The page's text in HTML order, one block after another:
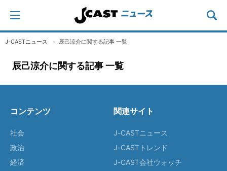
J-CASTニュース 辰己涼介に関する記事 一覧
辰己涼介に関する記事 一覧
コンテンツ
社会
政治
経済
関連サイト
J-CASTニュース
J-CASTトレンド
J-CAST会社ウォッチ